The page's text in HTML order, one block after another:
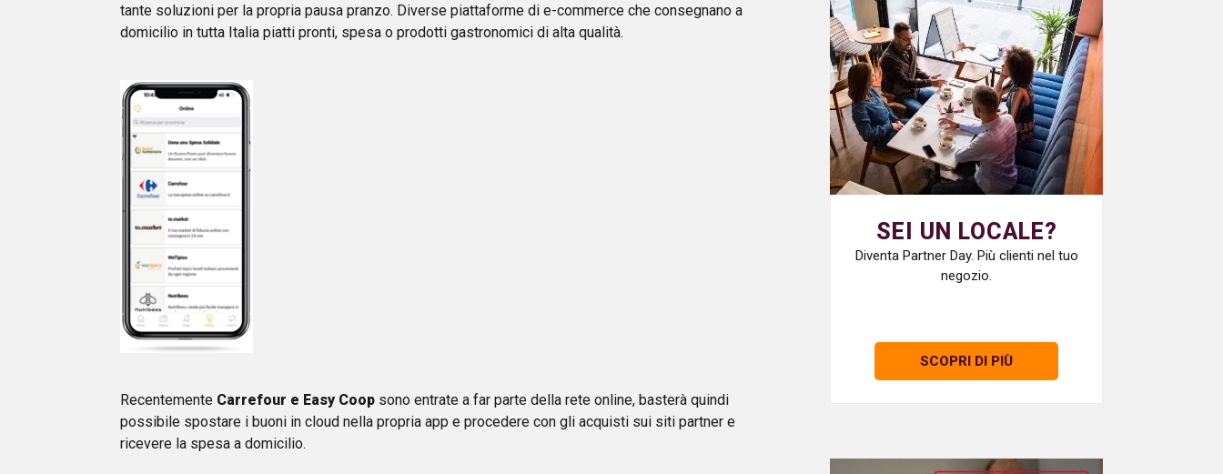
tante soluzioni per la propria pausa pranzo. Diverse piattaforme di e-commerce che consegnano a
domicilio in tutta Italia piatti pronti, spesa o prodotti gastronomici di alta qualità.
Recentemente Carrefour e Easy Coop sono entrate a far parte della rete online, basterà quindi
possibile spostare i buoni in cloud nella propria app e procedere con gli acquisti sui siti partner e
ricevere la spesa a domicilio.
SEI UN LOCALE?
Diventa Partner Day. Più clienti nel tuo
negozio.
SCOPRI DI PIÙ